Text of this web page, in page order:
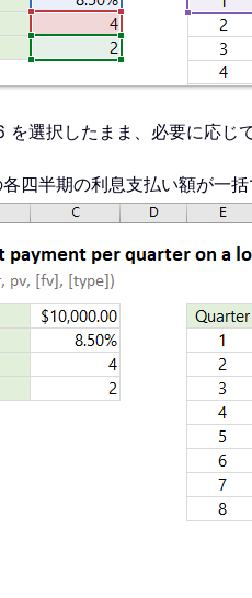
を選択したまま、必要に応
四半期の利息支払い額が一